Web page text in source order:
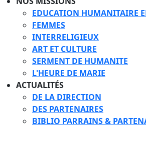
EDUCATION HUMANITAIRE
FEMMES
INTERRELIGIEUX
ART ET CULTURE
SERMENT DE HUMANITE
L'HEURE DE MARIE
ACTUALITÉS
DE LA DIRECTION
DES PARTENAIRES
BIBLIO PARRAINS &